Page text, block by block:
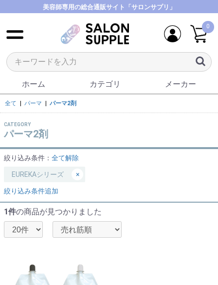
美容師専用の総合通販サイト「サロンサプリ」
0
ホーム カテゴリ メーカー
全て パーマ パーマ2剤
CATEGORY
パーマ2剤
絞り込み条件： 全て解除
EUREKAシリーズ ×
絞り込み条件追加
1件の商品が見つかりました